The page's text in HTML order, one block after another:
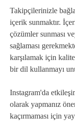
Takipçilerinizle
içerik sunmaktır.
çözümler sunması
sağlaması
karşılamak için
bir dil kullanmayı
Instagram'da
olarak yapmanız
kaçırmaması için